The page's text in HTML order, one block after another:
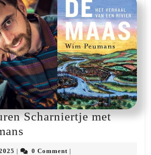
Scharniertje met
Schuuren
15
| 0 Comment |